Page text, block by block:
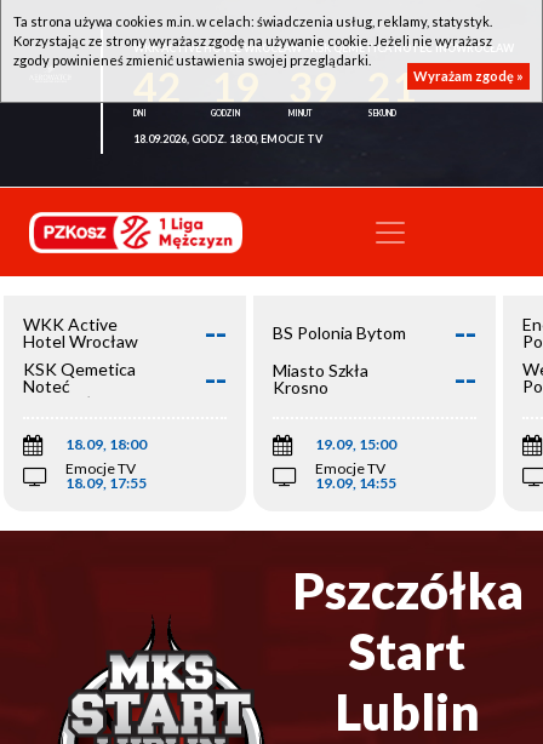
WKK ACTIVE HOTEL WROCŁAW - KSK QEMETICA NOTEĆ INOWROCŁAW
21
18.09.2026, GODZ. 18:00, EMOCJE TV
WKK Active
Hotel Wrocław
--
KSK Qemetica
Noteć
Inowrocław
--
18.09, 18:00
Emocje TV
18.09, 17:55
BS Polonia Bytom --
Miasto Szkła
Krosno
--
19.09, 15:00
Emocje TV
19.09, 14:55
Pszczółka
Start
Lublin
Ta strona używa cookies m.in. w celach: świadczenia usług, reklamy, statystyk.
Korzystając ze strony wyrażasz zgodę na używanie cookie. Jeżeli nie wyrażasz
zgody powinieneś zmienić ustawienia swojej przeglądarki.
Wyrażam zgodę »